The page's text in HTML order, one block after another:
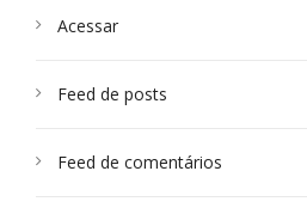
Acessar
Feed de posts
Feed de comentários